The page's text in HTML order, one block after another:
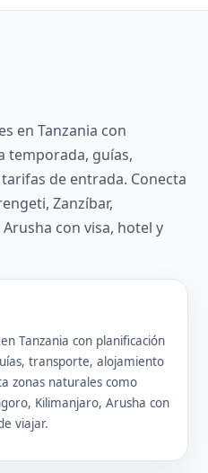
en Tanzania con
temporada, guías,
de entrada. Conecta
Zanzíbar,
con visa, hotel y
Tanzania con planificación
transporte, alojamiento
zonas naturales como
Kilimanjaro, Arusha con
viajar.